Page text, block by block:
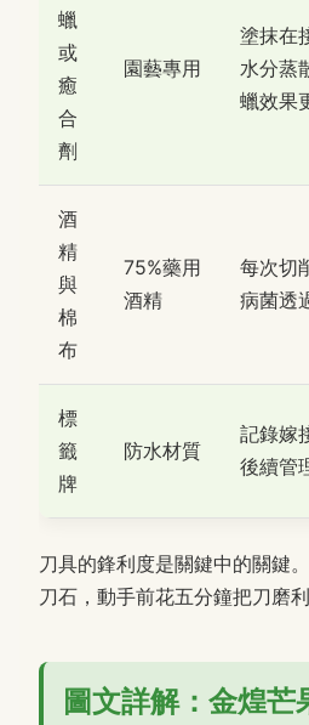
蠟
或
癒
合
劑
園藝專用
塗抹在
水分蒸
蠟效果
酒
精
與
棉
布
75%藥用
酒精
每次切
病菌透
標
籤
牌
防水材質
記錄嫁
後續管
刀具的鋒利度是關鍵中的關鍵
刀石，動手前花五分鐘把刀磨利
圖文詳解：金煌芒